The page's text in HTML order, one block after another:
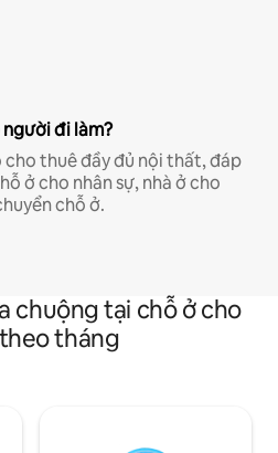
đi làm?
thuê đầy đủ nội thất, đáp
ở cho nhân sự, nhà ở cho
chỗ ở.
chuộng tại chỗ ở cho
tháng